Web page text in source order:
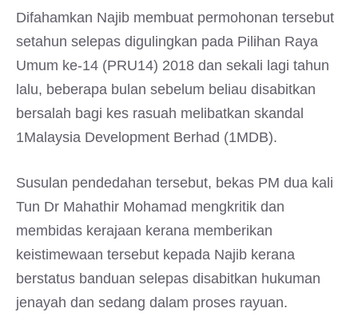
Difahamkan Najib membuat permohonan tersebut
setahun selepas digulingkan pada Pilihan Raya
Umum ke-14 (PRU14) 2018 dan sekali lagi tahun
lalu, beberapa bulan sebelum beliau disabitkan
bersalah bagi kes rasuah melibatkan skandal
1Malaysia Development Berhad (1MDB).
Susulan pendedahan tersebut, bekas PM dua kali
Tun Dr Mahathir Mohamad mengkritik dan
membidas kerajaan kerana memberikan
keistimewaan tersebut kepada Najib kerana
berstatus banduan selepas disabitkan hukuman
jenayah dan sedang dalam proses rayuan.